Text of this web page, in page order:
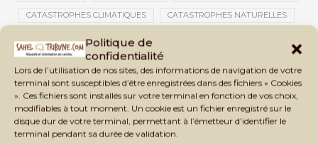
Politique de
confidentialité
Lors de l’utilisation de nos sites, des informations de navigation de votre
terminal sont susceptibles d’être enregistrées dans des fichiers « Cookies
». Ces fichiers sont installés sur votre terminal en fonction de vos choix,
modifiables à tout moment. Un cookie est un fichier enregistré sur le
disque dur de votre terminal, permettant à l’émetteur d’identifier le
terminal pendant sa durée de validation.
CATASTROPHES CLIMATIQUES CATASTROPHES NATURELLES
CEDEAO CÉDÉAO CEI CÉLÉBRATION NATIONALE CEMAC
CEMAPI CEN-SNESUP CENOU CENSURE
CENTRAFRIQUE CENTRALE SOLAIRE
CENTRALE SOLAIRE DE SANANKOROBA CENTRALES SOLAIRES
CENTRE D'INTELLIGENCE ARTIFICIELLE